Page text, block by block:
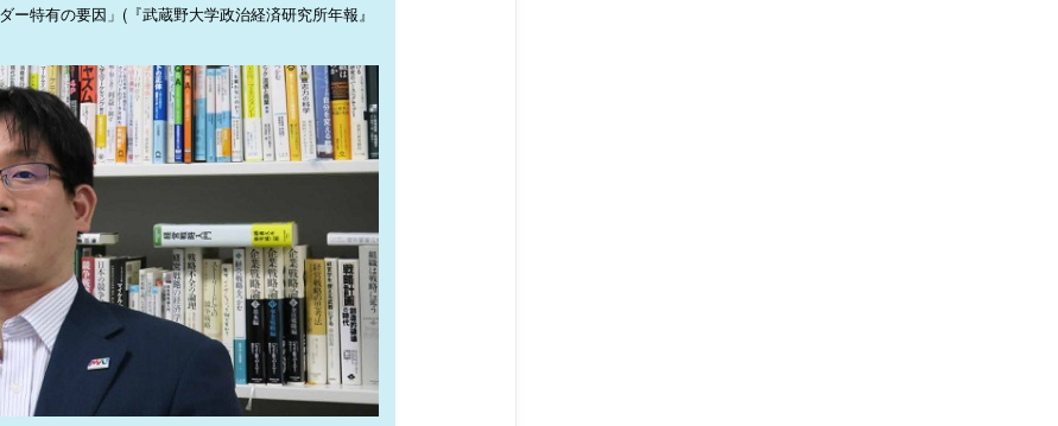
特有の要因」(『武蔵野大学政治経済研究所年報』